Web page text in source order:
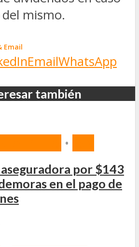
mismo.
EmailWhatsApp
también
•
por $143
en el pago de